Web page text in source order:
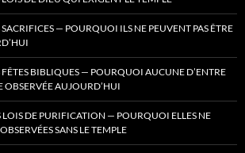
— POURQUOI ILS NE PEUVENT PAS ÊTRE
FÊTES BIBLIQUES — POURQUOI AUCUNE D’ENTRE
OBSERVÉE AUJOURD’HUI
LOIS DE PURIFICATION — POURQUOI ELLES NE
SANS LE TEMPLE